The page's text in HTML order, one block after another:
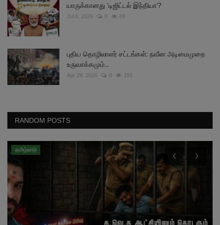
யாருக்கானது 'டிஜிட்டல் இந்தியா'?
Jul 6, 2026 0 69
புதிய தொழிலாளர் சட்டங்கள்: நவீன அடிமைமுறை
உருவாக்கமும்...
Apr 29, 2026 0 191
RANDOM POSTS
தமிழ்நாடு